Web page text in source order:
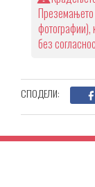
Преземањето
без
СПОДЕЛИ: